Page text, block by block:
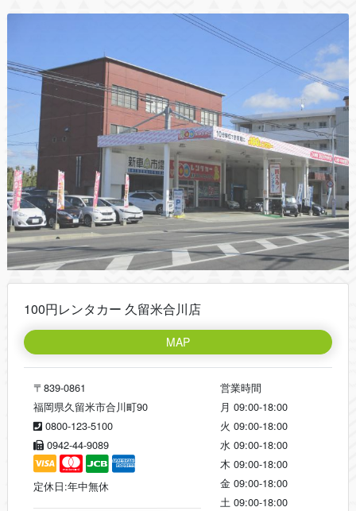
100円レンタカー 久留米合川店
MAP
〒839-0861
福岡県久留米市合川町90
0800-123-5100
0942-44-9089
定休日:年中無休
営業時間
月 09:00-18:00
火 09:00-18:00
水 09:00-18:00
木 09:00-18:00
金 09:00-18:00
土 09:00-18:00